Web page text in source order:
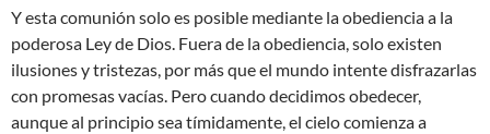
Y esta comunión solo es posible mediante la obediencia a la
poderosa Ley de Dios. Fuera de la obediencia, solo existen
ilusiones y tristezas, por más que el mundo intente disfrazarlas
con promesas vacías. Pero cuando decidimos obedecer,
aunque al principio sea tímidamente, el cielo comienza a